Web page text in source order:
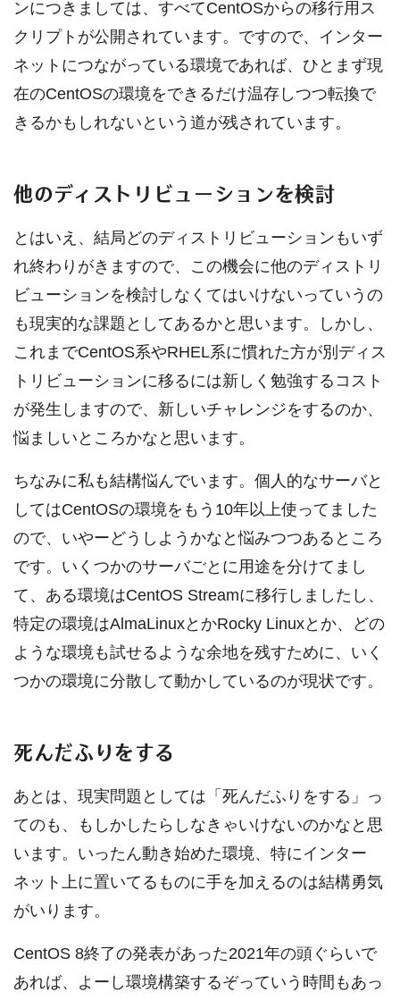
ンにつきましては、すべてCentOSからの移行用ス
クリプトが公開されています。ですので、インター
ネットにつながっている環境であれば、ひとまず現
在のCentOSの環境をできるだけ温存しつつ転換で
きるかもしれないという道が残されています。
他のディストリビューションを検討
とはいえ、結局どのディストリビューションもいず
れ終わりがきますので、この機会に他のディストリ
ビューションを検討しなくてはいけないっていうの
も現実的な課題としてあるかと思います。しかし、
これまでCentOS系やRHEL系に慣れた方が別ディス
トリビューションに移るには新しく勉強するコスト
が発生しますので、新しいチャレンジをするのか、
悩ましいところかなと思います。
ちなみに私も結構悩んでいます。個人的なサーバと
してはCentOSの環境をもう10年以上使ってました
ので、いやーどうしようかなと悩みつつあるところ
です。いくつかのサーバごとに用途を分けてまし
て、ある環境はCentOS Streamに移行しましたし、
特定の環境はAlmaLinuxとかRocky Linuxとか、どの
ような環境も試せるような余地を残すために、いく
つかの環境に分散して動かしているのが現状です。
死んだふりをする
あとは、現実問題としては「死んだふりをする」っ
てのも、もしかしたらしなきゃいけないのかなと思
います。いったん動き始めた環境、特にインター
ネット上に置いてるものに手を加えるのは結構勇気
がいります。
CentOS 8終了の発表があった2021年の頭ぐらいで
あれば、よーし環境構築するぞっていう時間もあっ